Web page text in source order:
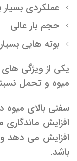
عملکردی بسیار
حجم بار عالی
بوته هایی
یکی از ویژگی های
میوه و تحمل
سفتی بالای میوه
افزایش
افزایش می
باشد.